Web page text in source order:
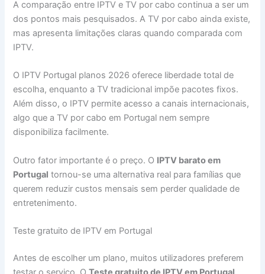
A comparação entre IPTV e TV por cabo continua a ser um
dos pontos mais pesquisados. A TV por cabo ainda existe,
mas apresenta limitações claras quando comparada com
IPTV.
O IPTV Portugal planos 2026 oferece liberdade total de
escolha, enquanto a TV tradicional impõe pacotes fixos.
Além disso, o IPTV permite acesso a canais internacionais,
algo que a TV por cabo em Portugal nem sempre
disponibiliza facilmente.
Outro fator importante é o preço. O IPTV barato em
Portugal tornou-se uma alternativa real para famílias que
querem reduzir custos mensais sem perder qualidade de
entretenimento.
Teste gratuito de IPTV em Portugal
Antes de escolher um plano, muitos utilizadores preferem